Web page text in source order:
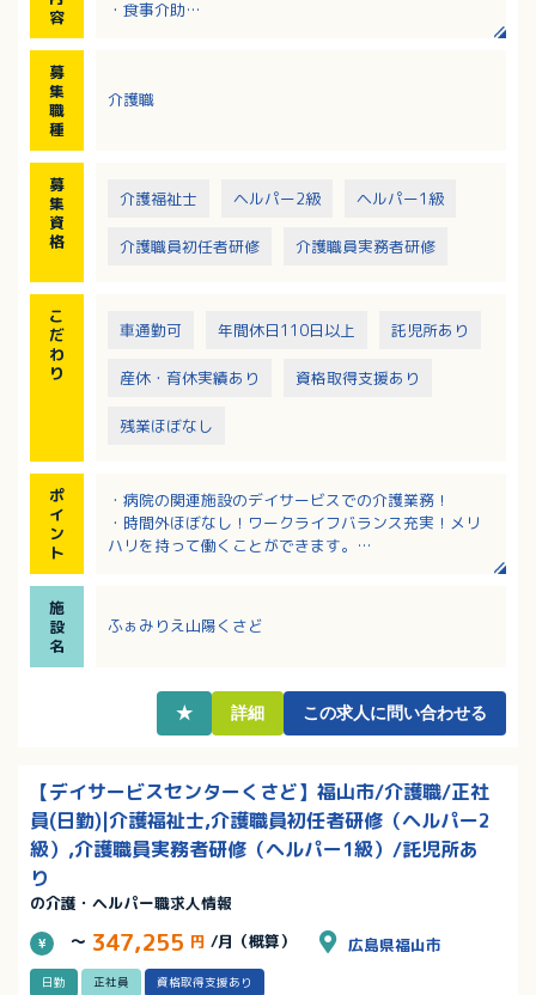
容
・食事介助
・レクリエーション
募
集
職
種
介護職
募
集
資
格
介護福祉士 ヘルパー2級 ヘルパー1級
介護職員初任者研修 介護職員実務者研修
こ
だ
わ
り
車通勤可 年間休日110日以上 託児所あり
産休・育休実績あり 資格取得支援あり
残業ほぼなし
ポ
イ
ン
ト
・病院の関連施設のデイサービスでの介護業務！
・時間外ほぼなし！ワークライフバランス充実！メリ
ハリを持って働くことができます。
・育児に伴う出勤日や就業時間の変更、学校行事や子
供の病気等の急な休み相談可能。
施
設
名
ふぁみりえ山陽くさど
★ 詳細 この求人に問い合わせる
【デイサービスセンターくさど】福山市/介護職/正社
員(日勤)|介護福祉士,介護職員初任者研修（ヘルパー2
級）,介護職員実務者研修（ヘルパー1級）/託児所あ
り
の介護・ヘルパー職求人情報
～ 347,255 円 /月（概算） 広島県福山市
日勤 正社員 資格取得支援あり